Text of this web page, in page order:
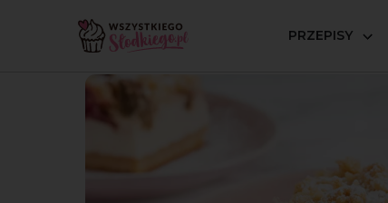
PRZEPISY
Strona główna Przepisy Serniki i ciasta z serem